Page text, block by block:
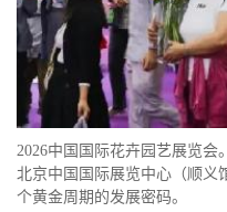
2026中国国际花卉园艺展览会
北京中国国际展览中心（顺义
个黄金周期的发展密码。